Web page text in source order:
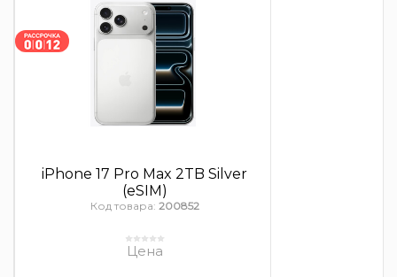
iPhone 17 Pro Max 2TB Silver
(eSIM)
Код товара: 200852
Цена